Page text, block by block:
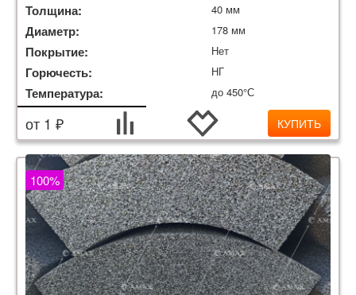
Толщина: 40 мм
Диаметр: 178 мм
Покрытие: Нет
Горючесть: НГ
Температура: до 450°С
от 1 ₽ КУПИТЬ
100%